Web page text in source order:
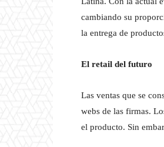
cambiando su
la entrega de
El retail del futuro
Las ventas que se
webs de las firmas.
el producto. Sin